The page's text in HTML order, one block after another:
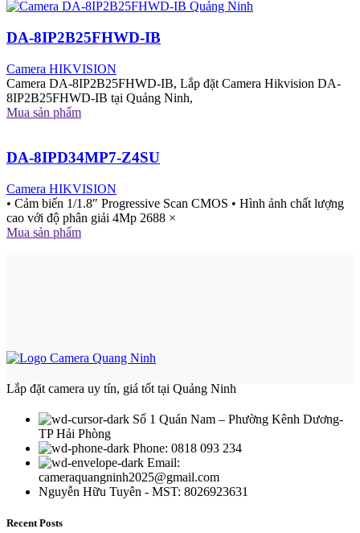
DA-8IP2B25FHWD-IB
Camera HIKVISION
Camera DA-8IP2B25FHWD-IB, Lắp đặt Camera Hikvision DA-
8IP2B25FHWD-IB tại Quảng Ninh,
Mua sản phẩm
DA-8IPD34MP7-Z4SU
Camera HIKVISION
• Cảm biến 1/1.8″ Progressive Scan CMOS • Hình ảnh chất lượng
cao với độ phân giải 4Mp 2688 ×
Mua sản phẩm
Lắp đặt camera uy tín, giá tốt tại Quảng Ninh
Số 1 Quán Nam – Phường Kênh Dương-
TP Hải Phòng
Phone: 0818 093 234
Email:
cameraquangninh2025@gmail.com
Nguyễn Hữu Tuyên - MST: 8026923631
Recent Posts